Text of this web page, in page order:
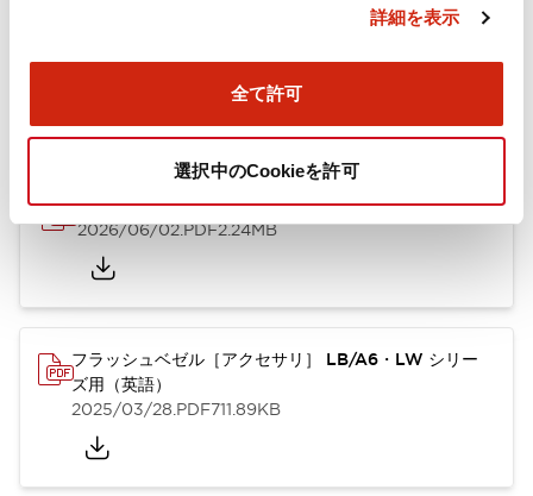
詳細を表示
全て許可
選択中のCookieを許可
フラッシュベゼル（アクセサリ2）LB／A6／LWシリー
A6シリーズ φ16小形コントロールユニット（英語）
2026/06/02.PDF2.24MB
フラッシュベゼル［アクセサリ］ LB/A6・LW シリー
ズ用（英語）
2025/03/28.PDF711.89KB